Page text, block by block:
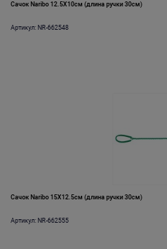
Сачок Naribo 12.5X10см (длина ручки 30см)
Артикул: NR-662548
Сачок Naribo 15X12.5см (длина ручки 30см)
Артикул: NR-662555